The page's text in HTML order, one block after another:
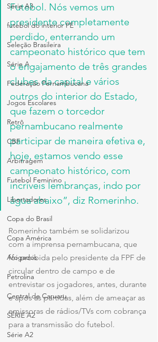
Série A3
futebol do interior PE
Seleção Brasileira
Série A
Federação Pernambucana
Jogos Escolares
Retrô
CBF
Arbitragem
Futebol Feminino
Libertadores
Copa do Brasil
Copa América
Afogados
Petrolina
Central de Caruaru
SÉRIE A2
Série A2
Futebol. Nós vemos um
presidente completamente
perdido, enterrando um
campeonato histórico que tem
o engajamento de três grandes
clubes da capital e vários
outros do interior do Estado,
que fazem o torcedor
pernambucano realmente
participar de maneira efetiva e,
hoje, estamos vendo esse
campeonato histórico, com
incríveis lembranças, indo por
água abaixo”, diz Romerinho.
Romerinho também se solidarizou
com a imprensa pernambucana, que
foi proibida pelo presidente da FPF de
circular dentro de campo e de
entrevistar os jogadores, antes, durante
e após as partidas, além de ameaçar as
emissoras de rádios/TVs com cobrança
para a transmissão do futebol.